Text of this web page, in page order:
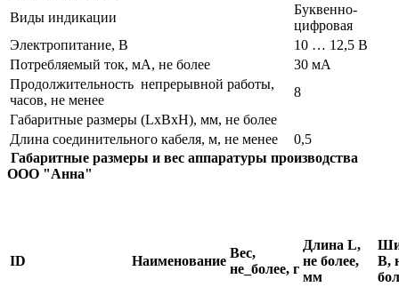
Виды индикации
Буквенно-
цифровая
Электропитание, В
10 … 12,5 В
Потребляемый ток, мА, не более
30 мА
Продолжительность непрерывной работы,
часов, не менее
8
Габаритные размеры (LxBхH), мм, не более
Длина соединительного кабеля, м, не менее
0,5
Габаритные размеры и вес аппаратуры производства
ООО "Анна"
ID Наименование
Вес,
не_более, г
Длина L,
не более,
мм
B,